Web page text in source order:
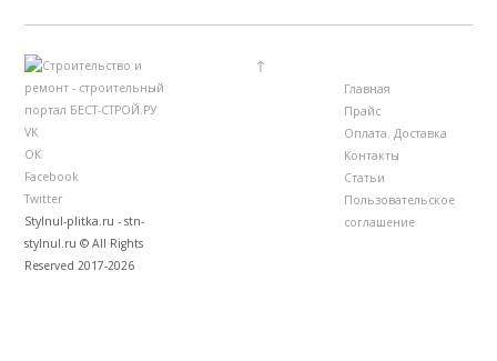
VK
ОК
Facebook
Twitter
Stylnul-plitka.ru - stn-
stylnul.ru © All Rights
Reserved 2017-2026
↑
Главная
Прайс
Оплата. Доставка
Контакты
Статьи
Пользовательское
соглашение